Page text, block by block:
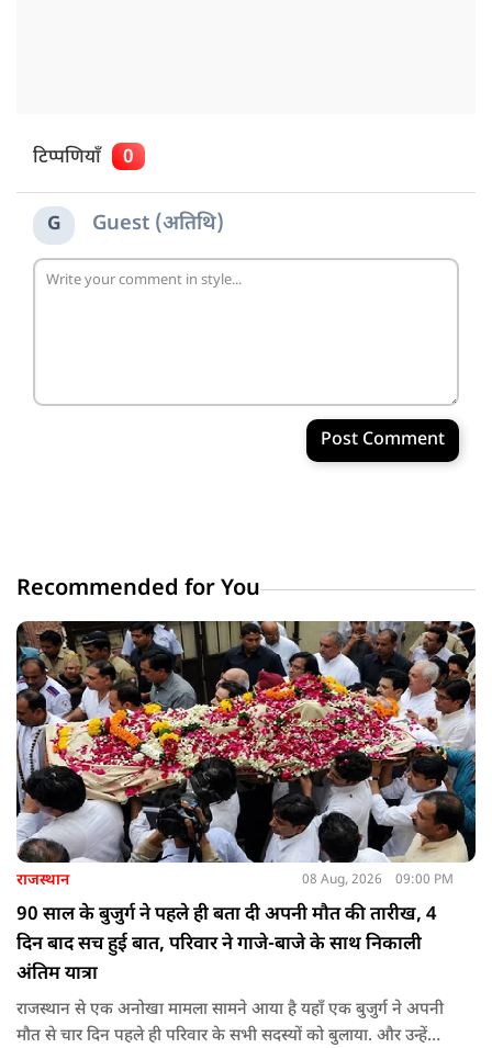
टिप्पणियाँ 0
G Guest (अतिथि)
Post Comment
Recommended for You
राजस्थान 08 Aug, 2026 09:00 PM
90 साल के बुजुर्ग ने पहले ही बता दी अपनी मौत की तारीख, 4
दिन बाद सच हुई बात, परिवार ने गाजे-बाजे के साथ निकाली
अंतिम यात्रा
राजस्थान से एक अनोखा मामला सामने आया है यहाँ एक बुजुर्ग ने अपनी
मौत से चार दिन पहले ही परिवार के सभी सदस्यों को बुलाया. और उन्हें